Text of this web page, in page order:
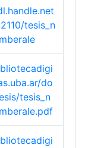
tesis_n
do
tesis_n